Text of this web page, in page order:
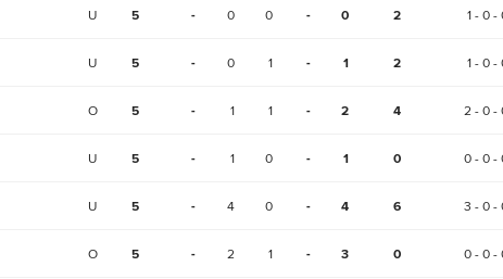
U 5 - 0 0 - 0 2 1 - 0 -
U 5 - 0 1 - 1 2 1 - 0 -
O 5 - 1 1 - 2 4 2 - 0 -
U 5 - 1 0 - 1 0 0 - 0 -
U 5 - 4 0 - 4 6 3 - 0 -
O 5 - 2 1 - 3 0 0 - 0 -